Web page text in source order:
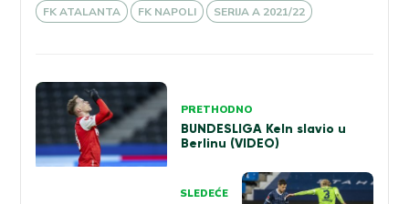
FK ATALANTA
FK NAPOLI SERIJA A 2021/22
Kretanje
članka
PRETHODNO
BUNDESLIGA Keln slavio u
Berlinu (VIDEO)
SLEDEĆE